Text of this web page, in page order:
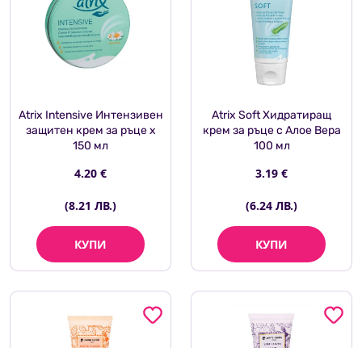
Atrix Intensive Интензивен
защитен крем за ръце х
150 мл
4.20 €
(8.21 ЛВ.)
КУПИ
Atrix Soft Хидратиращ
крем за ръце с Алое Вера
100 мл
3.19 €
(6.24 ЛВ.)
КУПИ